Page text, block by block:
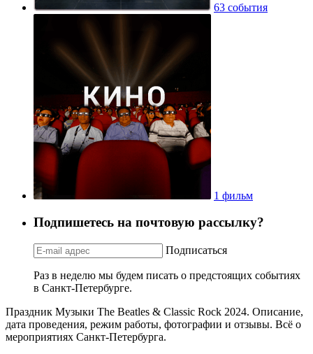
63 события
1 фильм
Подпишетесь на почтовую рассылку?
Подписаться
Раз в неделю мы будем писать о предстоящих событиях
в Санкт-Петербурге.
Праздник Музыки The Beatles & Classic Rock 2024. Описание,
дата проведения, режим работы, фотографии и отзывы. Всё о
мероприятиях Санкт-Петербурга.